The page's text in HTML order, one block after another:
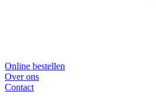
Online bestellen
Over ons
Contact